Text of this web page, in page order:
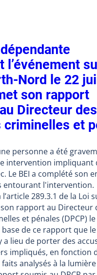
l’événement
Nord le 22
son rapport
Directeur des
criminelles et
personne a été
intervention impliquant
Le BEI a complété son
entourant l'intervention.
289.3.1 de la Loi
rapport au Directeur
et pénales (DPCP)
de ce rapport que le
a lieu de porter des
impliqués, en fonction
analysés à la